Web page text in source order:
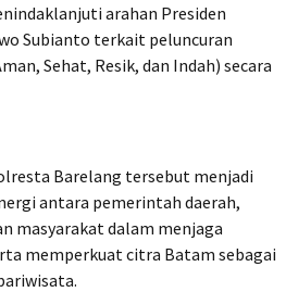
arahan Presiden
Subianto terkait peluncuran
Sehat, Resik, dan Indah) secara
Barelang tersebut menjadi
antara pemerintah daerah,
masyarakat dalam menjaga
memperkuat citra Batam sebagai